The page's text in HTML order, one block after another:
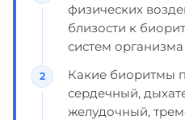
физических
близости к
систем организма
Какие биоритмы
сердечный,
желудочный,